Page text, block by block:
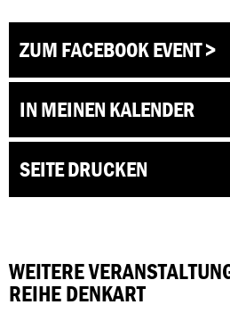
ZUM FACEBOOK EVENT >
IN MEINEN KALENDER
SEITE DRUCKEN
WEITERE
REIHE DENKART